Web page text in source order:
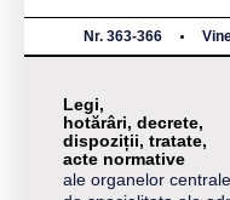
Nr. 363-366
Legi,
hotărâri, decrete,
dispoziții, tratate,
acte normative
ale organelor centrale